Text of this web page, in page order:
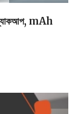
ব্যাকআপ, mAh